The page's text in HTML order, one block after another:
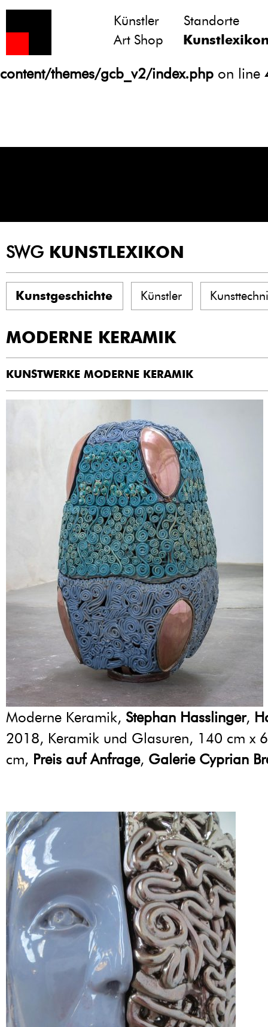
Notice
: Undefined variable: atts in
/homepages/21/d13550920/htdocs/
content/themes/gcb_v2/index.php on line
Künstler
Standorte
Art Shop
SWG KUNSTLEXIKON
Kunstgeschichte Künstler
MODERNE KERAMIK
KUNSTWERKE MODERNE KERAMIK
Moderne Keramik, Stephan Hasslinger,
2018, Keramik und Glasuren, 140 cm x
cm, Preis auf Anfrage, Galerie Cyprian